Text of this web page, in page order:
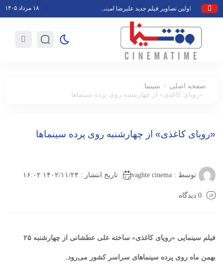
اولین تصاویر فیلم جدید علیرضا امینی منتشر شد/ روزهای پایانی مراحل فنی
۱۸ مرداد ۱۴۰۵
صفحه اصلی > سینما :
«رویای کاغذی» از چهارشنبه روی پرده سینماها
«رویای کاغذی» از چهارشنبه روی پرده سینماها
توسط : vaghte cinema تاریخ انتشار : ۱۴۰۲/۱۱/۲۴ ۱۶:۰۲
0 دیدگاه
فیلم سینمایی «رویای کاغذی» ساخته علی عطشانی از چهارشنبه ۲۵
بهمن ماه روی پرده سینماهای سراسر کشور می‌رود.